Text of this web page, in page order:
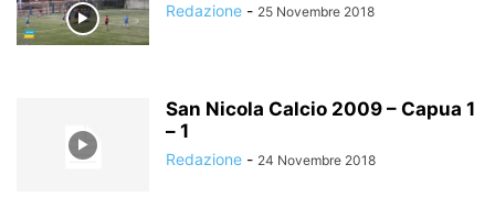
Redazione - 25 Novembre 2018
San Nicola Calcio 2009 – Capua 1
– 1
Redazione - 24 Novembre 2018